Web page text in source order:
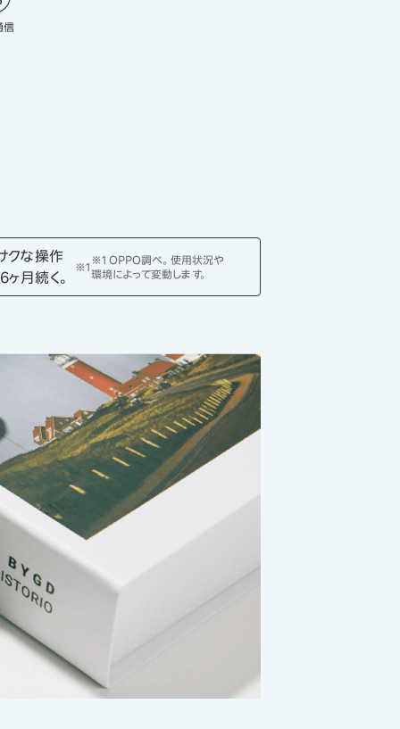
信
クな操作
ヶ月続く。
※1
※1 OPPO調べ。使用状況や
環境によって変動します。